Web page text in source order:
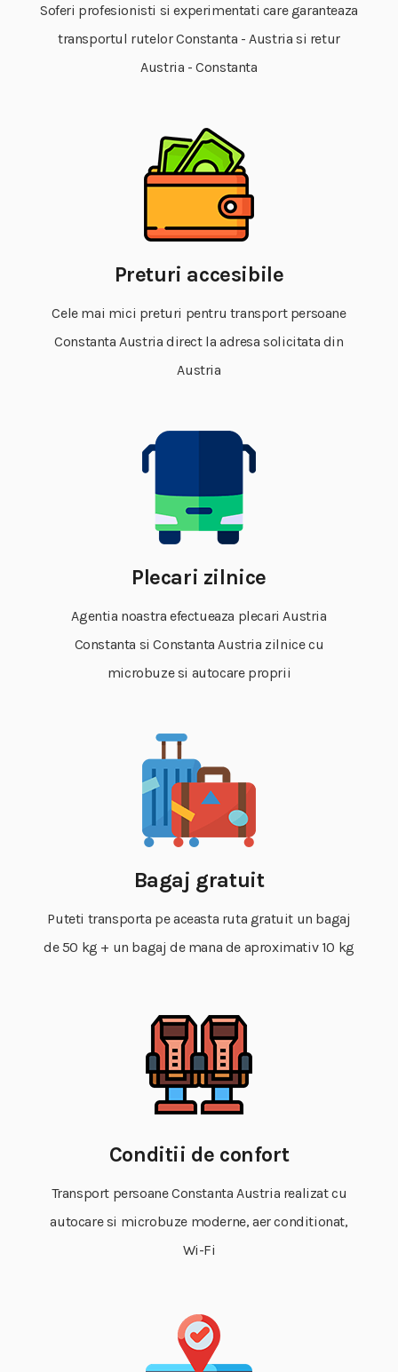
Soferi profesionisti si experimentati care garanteaza
transportul rutelor Constanta - Austria si retur
Austria - Constanta
Preturi accesibile
Cele mai mici preturi pentru transport persoane
Constanta Austria direct la adresa solicitata din
Austria
Plecari zilnice
Agentia noastra efectueaza plecari Austria
Constanta si Constanta Austria zilnice cu
microbuze si autocare proprii
Bagaj gratuit
Puteti transporta pe aceasta ruta gratuit un bagaj
de 50 kg + un bagaj de mana de aproximativ 10 kg
Conditii de confort
Transport persoane Constanta Austria realizat cu
autocare si microbuze moderne, aer conditionat,
Wi-Fi